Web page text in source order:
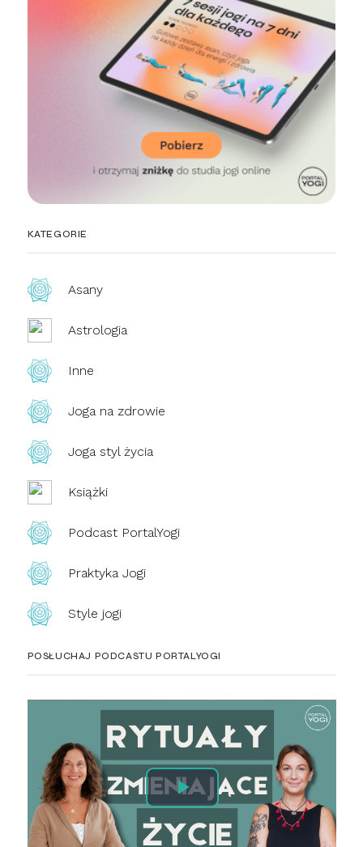
KATEGORIE
Asany
Astrologia
Inne
Joga na zdrowie
Joga styl życia
Książki
Podcast PortalYogi
Praktyka Jogi
Style jogi
POSŁUCHAJ PODCASTU PORTALYOGI